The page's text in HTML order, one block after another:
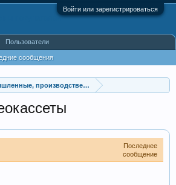
Войти или зарегистрироваться
производственные и перерабатывающие
Последнее
сообщение
сообщения
Пользователи